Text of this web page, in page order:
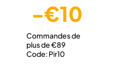
-€10
Commandes de
plus de €89
Code: Pir10